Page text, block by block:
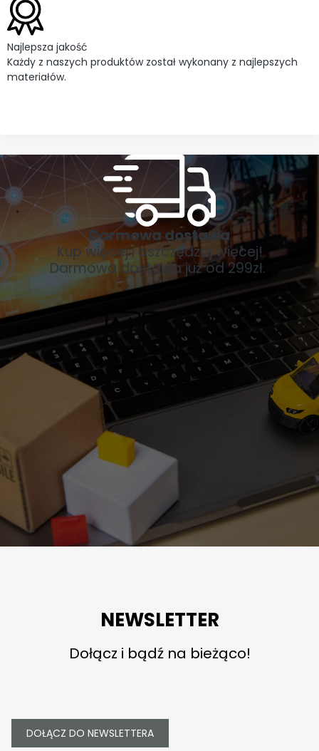
Najlepsza jakość
Każdy z naszych produktów został wykonany z najlepszych
materiałów.
Darmowa dostawa
Kup więcej i oszczędzaj więcej!
Darmowa dostawa już od 299zł.
NEWSLETTER
Dołącz i bądź na bieżąco!
DOŁĄCZ DO NEWSLETTERA